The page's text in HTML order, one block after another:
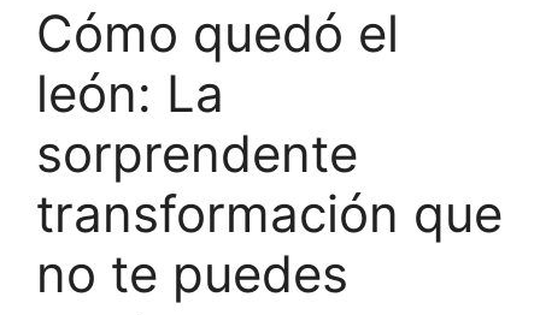
Cómo quedó el
león: La
sorprendente
transformación que
no te puedes